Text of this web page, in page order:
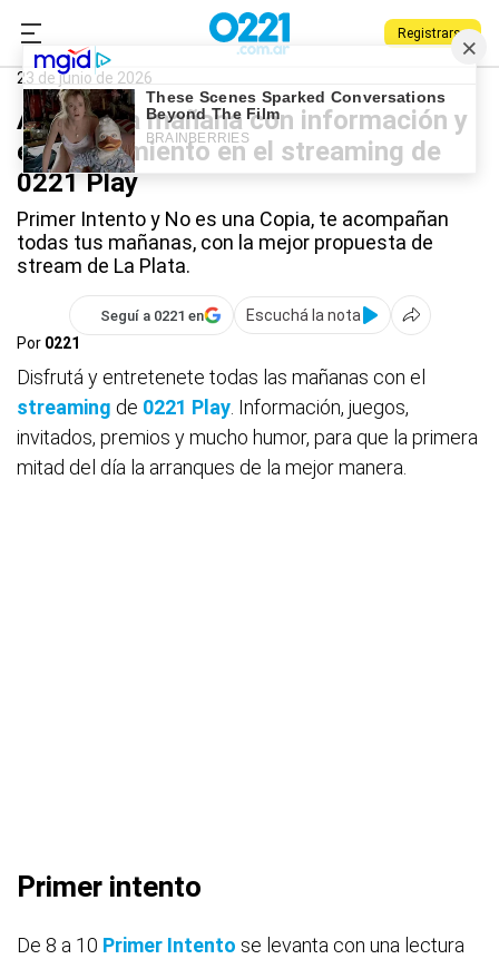
Registrarse
0221.com.ar
Streaming
23 de junio de 2026
Arrancá la mañana con información y
entretenimiento en el streaming de
0221 Play
Primer Intento y No es una Copia, te acompañan
todas tus mañanas, con la mejor propuesta de
stream de La Plata.
Seguí a 0221 en
Escuchá la nota
Por 0221
Disfrutá y entretenete todas las mañanas con el
streaming de 0221 Play . Información, juegos,
invitados, premios y mucho humor, para que la primera
mitad del día la arranques de la mejor manera.
Primer intento
De 8 a 10 Primer Intento se levanta con una lectura